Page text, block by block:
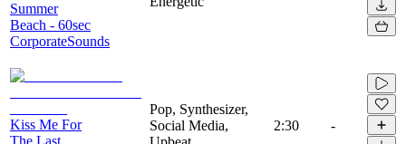
Summer
Beach - 60sec
CorporateSounds
Kiss Me For
The Last
Pop, Synthesizer,
Social Media,
2:30 -